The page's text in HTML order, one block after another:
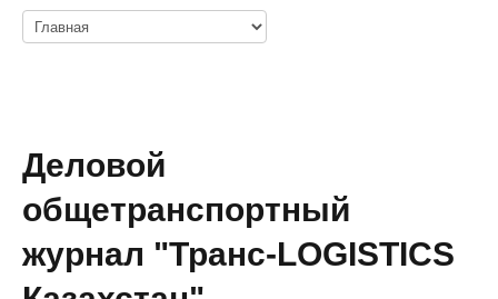
Деловой
общетранспортный
журнал "Транс-LOGISTICS